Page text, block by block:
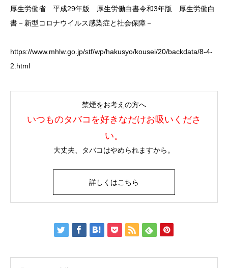
厚生労働省 平成29年版 厚生労働白書令和3年版 厚生労働白
書－新型コロナウイルス感染症と社会保障－
https://www.mhlw.go.jp/stf/wp/hakusyo/kousei/20/backdata/8-4-
2.html
禁煙をお考えの方へ
いつものタバコを好きなだけお吸いくださ
い。
大丈夫、タバコはやめられますから。
詳しくはこちら